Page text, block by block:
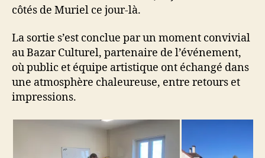
côtés de Muriel ce jour-là.
La sortie s’est conclue par un moment convivial
au Bazar Culturel, partenaire de l’événement,
où public et équipe artistique ont échangé dans
une atmosphère chaleureuse, entre retours et
impressions.